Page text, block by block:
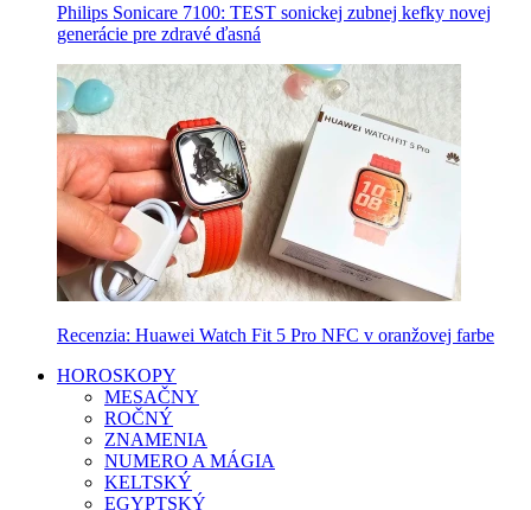
Philips Sonicare 7100: TEST sonickej zubnej kefky novej
generácie pre zdravé ďasná
Recenzia: Huawei Watch Fit 5 Pro NFC v oranžovej farbe
HOROSKOPY
MESAČNY
ROČNÝ
ZNAMENIA
NUMERO A MÁGIA
KELTSKÝ
EGYPTSKÝ